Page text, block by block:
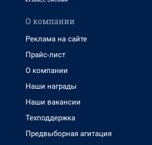
О компании
Реклама на сайте
Прайс-лист
О компании
Наши награды
Наши вакансии
Техподдержка
Предвыборная агитация